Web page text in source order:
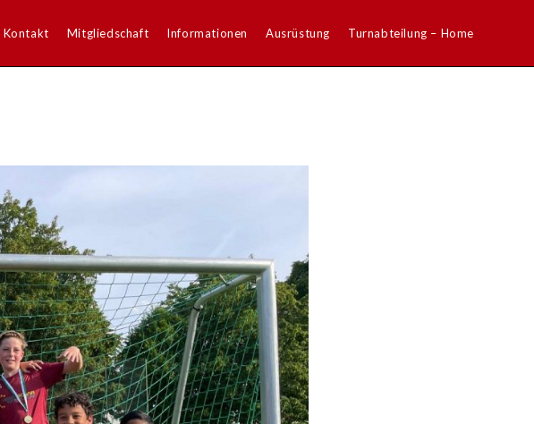
Kontakt Mitgliedschaft Informationen Ausrüstung Turnabteilung – Home